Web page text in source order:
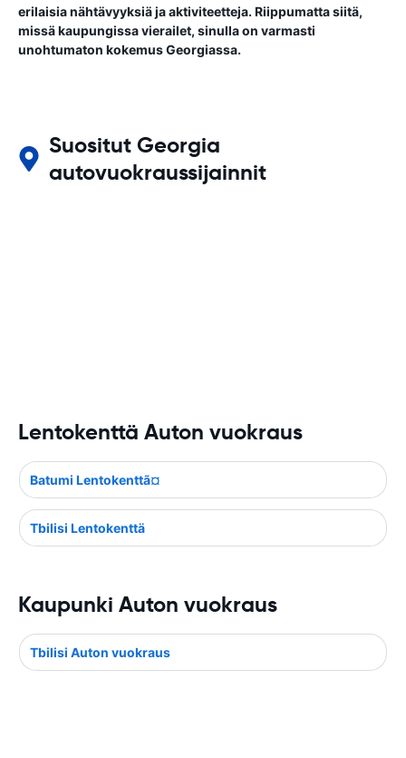
erilaisia ​​nähtävyyksiä ja aktiviteetteja. Riippumatta siitä,
missä kaupungissa vierailet, sinulla on varmasti
unohtumaton kokemus Georgiassa.
Suositut Georgia
autovuokraussijainnit
Lentokenttä Auton vuokraus
Batumi Lentokenttã¤
Tbilisi Lentokenttä
Kaupunki Auton vuokraus
Tbilisi Auton vuokraus